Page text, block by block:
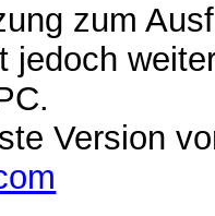
zum
jedoch
Version